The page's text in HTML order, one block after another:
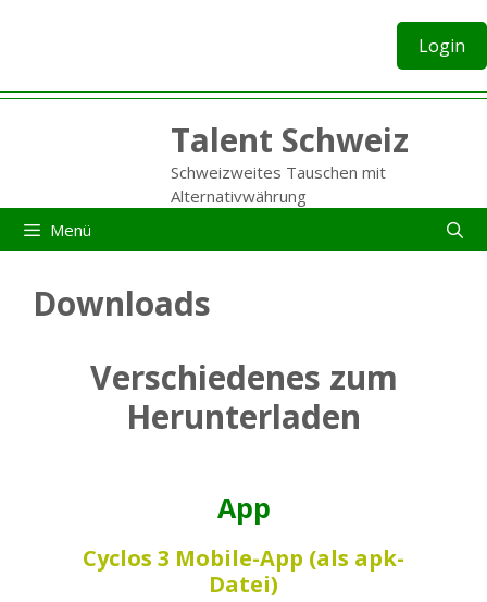
Login
Talent Schweiz
Schweizweites Tauschen mit
Alternativwährung
Menü
Downloads
Verschiedenes zum
Herunterladen
App
Cyclos 3 Mobile-App (als apk-
Datei)